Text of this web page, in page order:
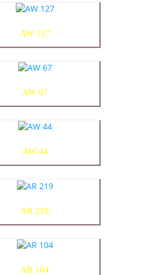
AW 127
AW 67
AW 44
AR 219
AR 104